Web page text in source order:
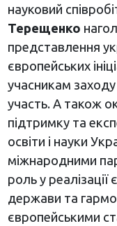
науковий
Терещенко
представлення
європейських
учасникам заходу
участь. А також
підтримку та
освіти і науки
міжнародними
роль у реалізації
держави та
європейськими